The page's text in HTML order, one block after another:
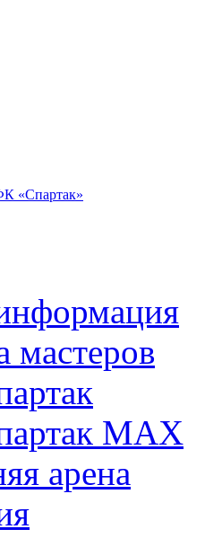
«Спартак»
мастеров
МАХ
арена